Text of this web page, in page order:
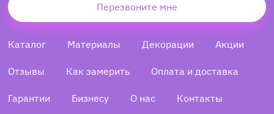
Перезвоните мне
Каталог Материалы Декорации Акции
Отзывы Как замерить Оплата и доставка
Гарантии Бизнесу О нас Контакты